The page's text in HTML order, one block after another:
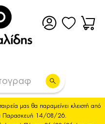
μας θα παραμείνει κλειστή από
Παρασκευή 14/08/26.